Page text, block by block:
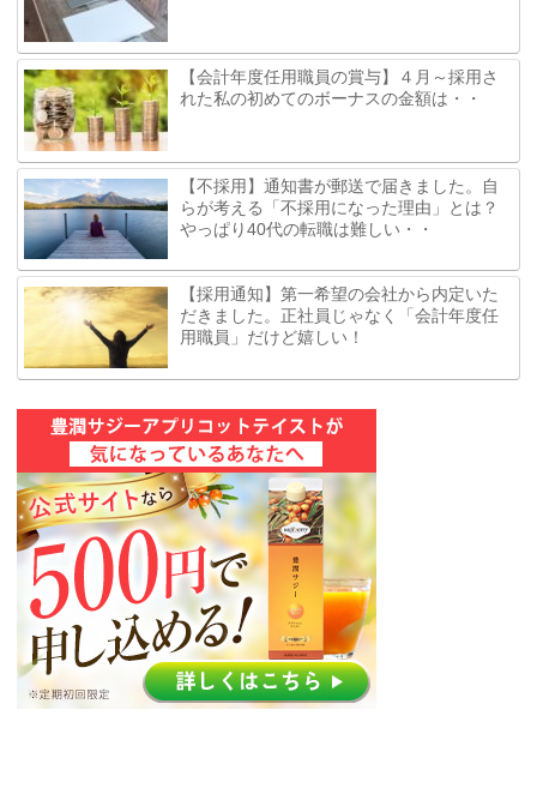
【会計年度任用職員の賞与】４月～採用さ
れた私の初めてのボーナスの金額は・・
【不採用】通知書が郵送で届きました。自
らが考える「不採用になった理由」とは？
やっぱり40代の転職は難しい・・
【採用通知】第一希望の会社から内定いた
だきました。正社員じゃなく「会計年度任
用職員」だけど嬉しい！